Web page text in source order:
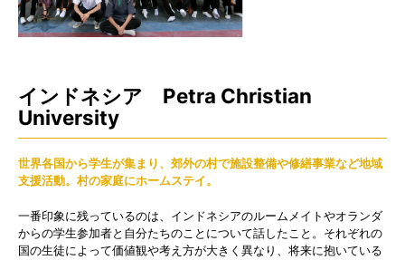
インドネシア Petra Christian
University
世界各国から学生が集まり、郊外の村で施設整備や修繕事業など地域
支援活動。村の家庭にホームステイ。
一番印象に残っているのは、インドネシアのルームメイトやオランダ
からの学生参加者と自分たちのことについて話したこと。それぞれの
国の生徒によって価値観や考え方が大きく異なり、将来に抱いている